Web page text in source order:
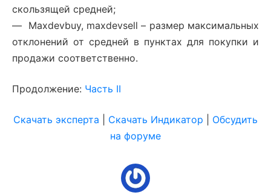
скользящей средней;
— Maxdevbuy, maxdevsell – размер максимальных
отклонений от средней в пунктах для покупки и
продажи соответственно.
Продолжение: Часть II
Скачать эксперта Скачать Индикатор
Обсудить
на форуме